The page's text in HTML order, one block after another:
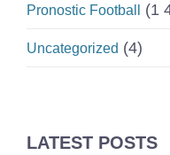
Pronostic Football (1
Uncategorized (4)
LATEST POSTS